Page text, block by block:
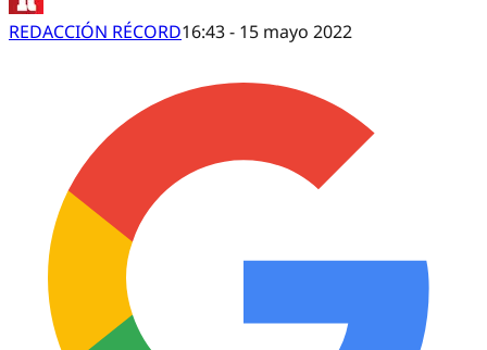
REDACCIÓN RÉCORD16:43 - 15 mayo 2022